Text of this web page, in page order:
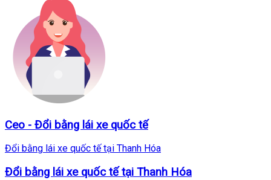
Ceo - Đổi bằng lái xe quốc tế
Đổi bằng lái xe quốc tế tại Thanh Hóa
Đổi bằng lái xe quốc tế tại Thanh Hóa